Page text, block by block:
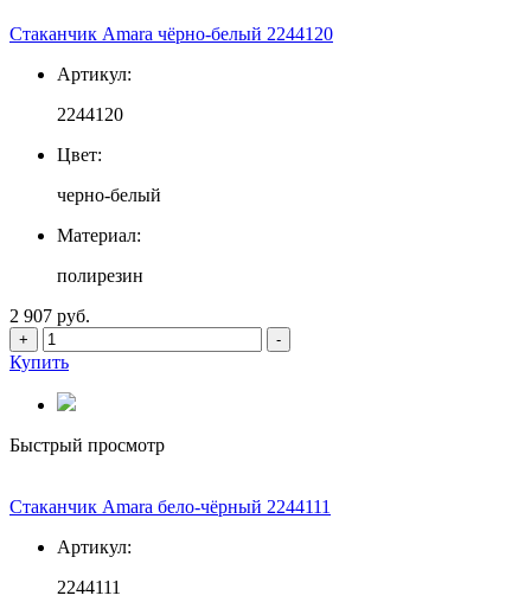
Стаканчик Amara чёрно-белый 2244120
Артикул:
2244120
Цвет:
черно-белый
Материал:
полирезин
2 907 руб.
+ -
Купить
Быстрый просмотр
Стаканчик Amara бело-чёрный 2244111
Артикул:
2244111